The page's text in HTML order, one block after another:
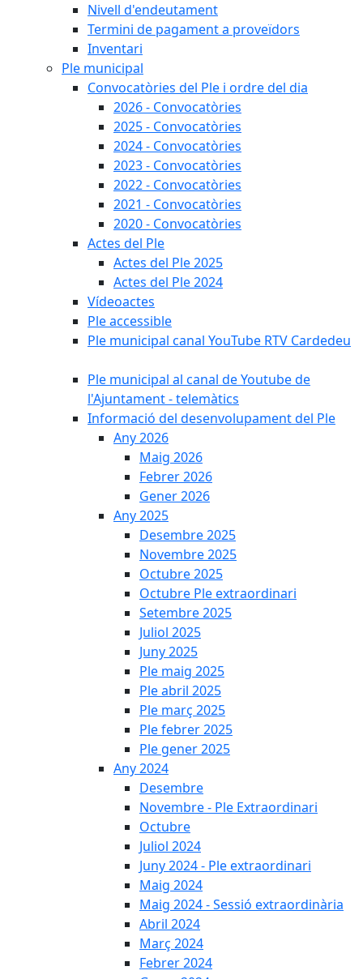
Nivell d'endeutament
Termini de pagament a proveïdors
Inventari
Ple municipal
Convocatòries del Ple i ordre del dia
2026 - Convocatòries
2025 - Convocatòries
2024 - Convocatòries
2023 - Convocatòries
2022 - Convocatòries
2021 - Convocatòries
2020 - Convocatòries
Actes del Ple
Actes del Ple 2025
Actes del Ple 2024
Vídeoactes
Ple accessible
Ple municipal canal YouTube RTV Cardedeu
Ple municipal al canal de Youtube de
l'Ajuntament - telemàtics
Informació del desenvolupament del Ple
Any 2026
Maig 2026
Febrer 2026
Gener 2026
Any 2025
Desembre 2025
Novembre 2025
Octubre 2025
Octubre Ple extraordinari
Setembre 2025
Juliol 2025
Juny 2025
Ple maig 2025
Ple abril 2025
Ple març 2025
Ple febrer 2025
Ple gener 2025
Any 2024
Desembre
Novembre - Ple Extraordinari
Octubre
Juliol 2024
Juny 2024 - Ple extraordinari
Maig 2024
Maig 2024 - Sessió extraordinària
Abril 2024
Març 2024
Febrer 2024